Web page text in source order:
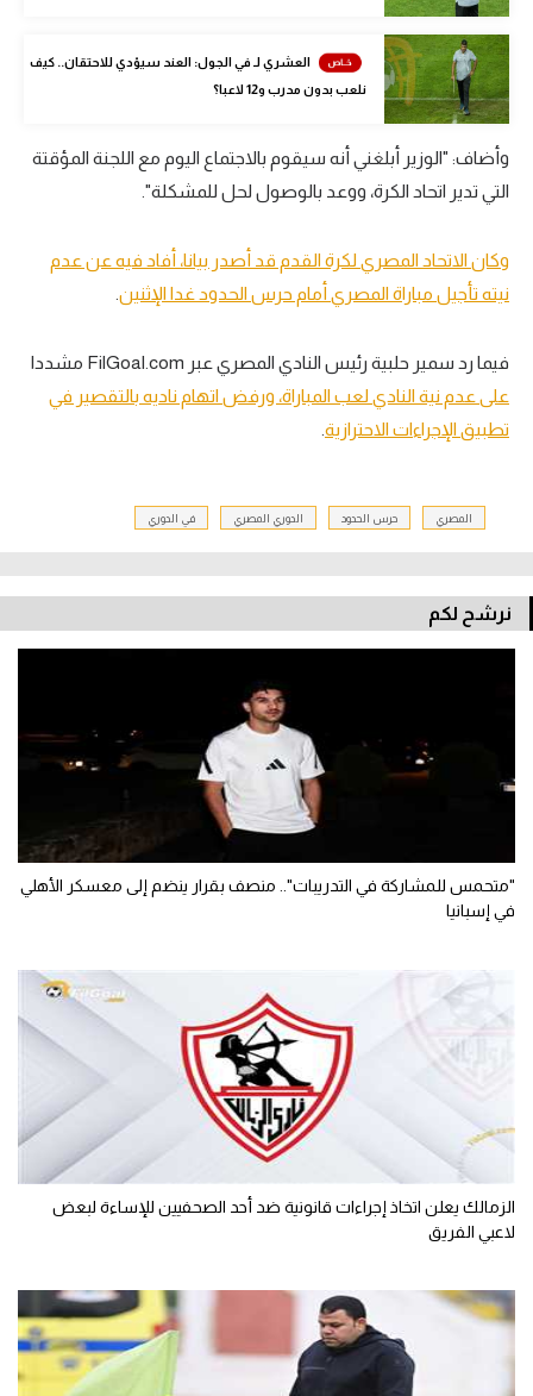
العشري لـ في الجول: العند سيؤدي للاحتقان.. كيف
نلعب بدون مدرب و12 لاعبا؟
وأضاف: "الوزير أبلغني أنه سيقوم بالاجتماع اليوم مع اللجنة المؤقتة
التي تدير اتحاد الكرة، ووعد بالوصول لحل للمشكلة".
وكان الاتحاد المصري لكرة القدم قد أصدر بيانا، أفاد فيه عن عدم
نيته تأجيل مباراة المصري أمام حرس الحدود غدا الإثنين
فيما رد سمير حلبية رئيس النادي المصري عبر FilGoal.com مشددا
على عدم نية النادي لعب المباراة، ورفض اتهام ناديه بالتقصير في
تطبيق الإجراءات الاحترازية
المصري حرس الحدود الدوري المصري في الدوري
نرشح لكم
"متحمس للمشاركة في التدريبات".. منصف بقرار ينضم إلى معسكر الأهلي
في إسبانيا
الزمالك يعلن اتخاذ إجراءات قانونية ضد أحد الصحفيين للإساءة لبعض
لاعبي الفريق